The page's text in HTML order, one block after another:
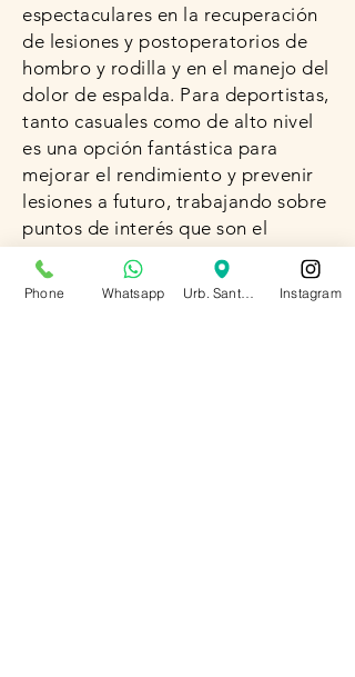
espectaculares en la recuperación
de lesiones y postoperatorios de
hombro y rodilla y en el manejo del
dolor de espalda. Para deportistas,
tanto casuales como de alto nivel
es una opción fantástica para
mejorar el rendimiento y prevenir
lesiones a futuro, trabajando sobre
puntos de interés que son el
resultado de la adaptación del
cuerpo a la actividad deportiva.
Phone Whatsapp Urb. Santa Lucia, Cumbaya Instagram